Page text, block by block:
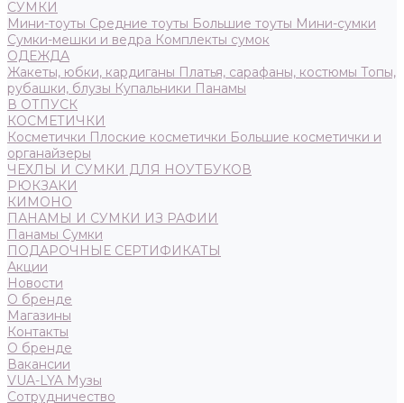
СУМКИ
Мини-тоуты Средние тоуты Большие тоуты Мини-сумки
Сумки-мешки и ведра Комплекты сумок
ОДЕЖДА
Жакеты, юбки, кардиганы Платья, сарафаны, костюмы Топы,
рубашки, блузы Купальники Панамы
В ОТПУСК
КОСМЕТИЧКИ
Косметички Плоские косметички Большие косметички и
органайзеры
ЧЕХЛЫ И СУМКИ ДЛЯ НОУТБУКОВ
РЮКЗАКИ
КИМОНО
ПАНАМЫ И СУМКИ ИЗ РАФИИ
Панамы Сумки
ПОДАРОЧНЫЕ СЕРТИФИКАТЫ
Акции
Новости
О бренде
Магазины
Контакты
О бренде
Вакансии
VUA-LYA Музы
Сотрудничество